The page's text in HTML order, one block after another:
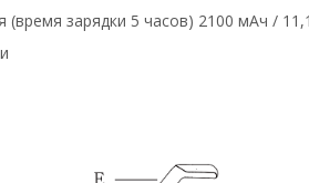
(время зарядки 5 часов) 2100 мАч /